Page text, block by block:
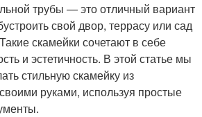
трубы — это отличный вариант
свой двор, террасу или сад
скамейки сочетают в себе
и эстетичность. В этой статье мы
стильную скамейку из
руками, используя простые